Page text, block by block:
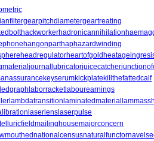
gearpitchdiametergeartreating
hackworkerhadronicannihilation
hangonparthaphazardwinding
headregulatorheartofgold
journallubricatorjuicecatcher
keyserumkickplatekillthefattedcalf
laborracketlabourearnings
lambdatransition laminatedmaterial
laserlens laserpulse
mailinghousemajorconcern
nationalcensusnaturalfunctor